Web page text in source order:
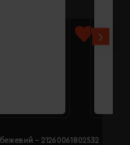
- 21260061802532